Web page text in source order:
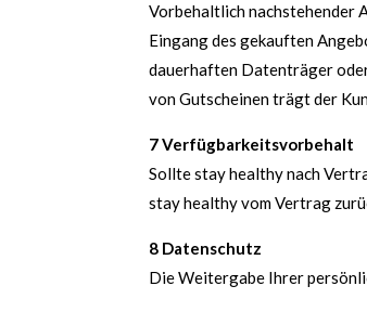
Vorbehaltlich nachstehender
Eingang des gekauften
dauerhaften Datenträger
von Gutscheinen trägt der
7 Verfügbarkeitsvorbehalt
Sollte stay healthy nach
stay healthy vom Vertrag
8 Datenschutz
Die Weitergabe Ihrer